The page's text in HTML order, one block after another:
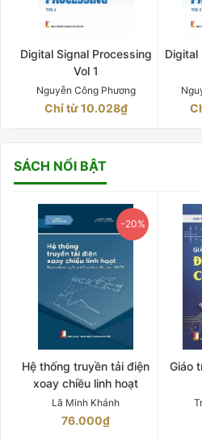
Digital Signal Processing
Vol 1
Nguyễn Công Phương
Chỉ từ 10.028₫
Digital
SÁCH NỔI BẬT
-20%
Hệ thống truyền tải điện
xoay chiều linh hoạt
Lã Minh Khánh
76.000₫
Giáo